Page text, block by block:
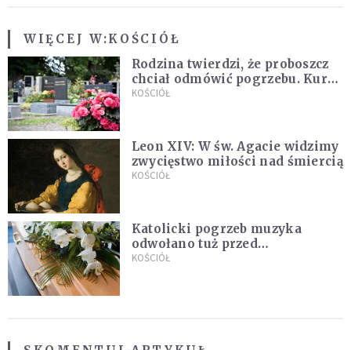
WIĘCEJ W:KOŚCIÓŁ
Rodzina twierdzi, że proboszcz
chciał odmówić pogrzebu. Kuria
zapowiada wyjaśnienia
KOŚCIÓŁ
Leon XIV: W św. Agacie widzimy
zwycięstwo miłości nad śmiercią
KOŚCIÓŁ
Katolicki pogrzeb muzyka
odwołano tuż przed
uroczystością. Powodem była
KOŚCIÓŁ